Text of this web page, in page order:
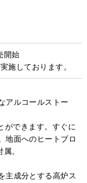
開始
施しております。
アルコールストー
ができます。すぐに
地面へのヒートブロ
。
主成分とする高炉ス